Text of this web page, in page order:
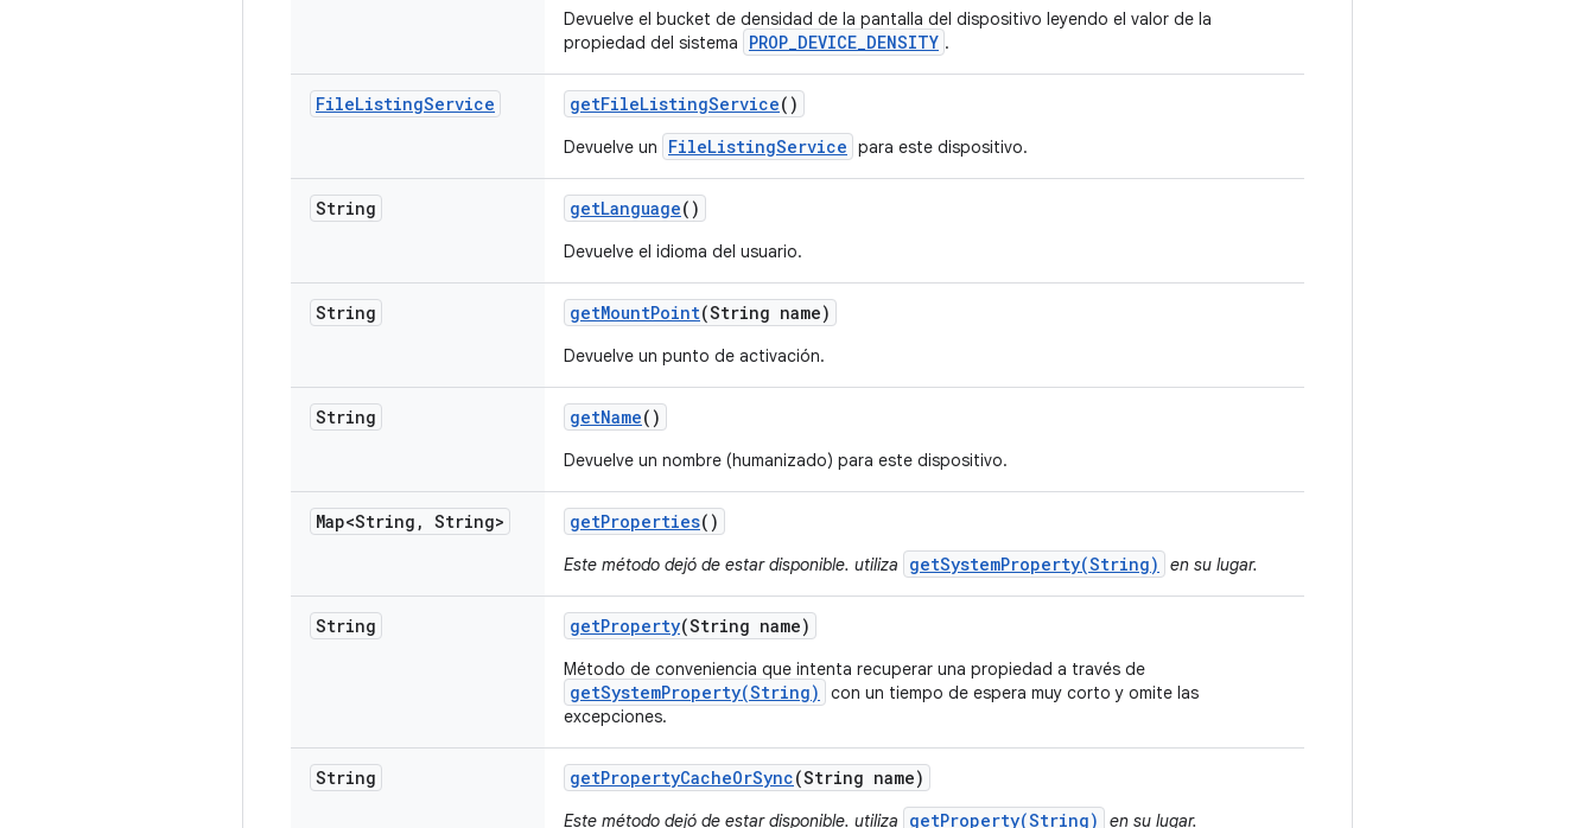
Devuelve el bucket de densidad de la pantalla del dispositivo leyendo el valor de la
propiedad del sistema
PROP_DEVICE_DENSITY .
FileListingService getFileListingService()
Devuelve un FileListingService para este dispositivo.
String getLanguage()
Devuelve el idioma del usuario.
String getMountPoint(String name)
Devuelve un punto de activación.
String getName()
Devuelve un nombre (humanizado) para este dispositivo.
Map<String , String> getProperties()
Este método dejó de estar disponible. utiliza getSystemProperty(String) en su lugar.
String getProperty(String name)
Método de conveniencia que intenta recuperar una propiedad a través de
getSystemProperty(String)
con un tiempo de espera muy corto y omite las
excepciones.
String getPropertyCacheOrSync(String name)
Este método dejó de estar disponible. utiliza getProperty(String) en su lugar.